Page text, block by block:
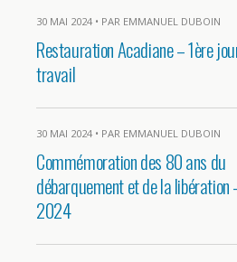
30 MAI 2024 • PAR EMMANUEL DUBOIN
Restauration Acadiane – 1ère
travail
30 MAI 2024 • PAR EMMANUEL DUBOIN
Commémoration des 80 ans du
débarquement et de la
2024